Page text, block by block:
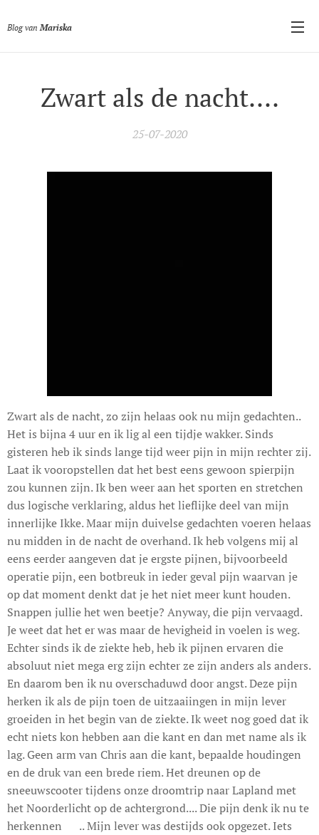
Blog van Mariska
Zwart als de nacht....
25-07-2020
Zwart als de nacht, zo zijn helaas ook nu mijn gedachten..
Het is bijna 4 uur en ik lig al een tijdje wakker. Sinds
gisteren heb ik sinds lange tijd weer pijn in mijn rechter zij.
Laat ik vooropstellen dat het best eens gewoon spierpijn
zou kunnen zijn. Ik ben weer aan het sporten en stretchen
dus logische verklaring, aldus het lieflijke deel van mijn
innerlijke Ikke. Maar mijn duivelse gedachten voeren helaas
nu midden in de nacht de overhand. Ik heb volgens mij al
eens eerder aangeven dat je ergste pijnen, bijvoorbeeld
operatie pijn, een botbreuk in ieder geval pijn waarvan je
op dat moment denkt dat je het niet meer kunt houden.
Snappen jullie het wen beetje? Anyway, die pijn vervaagd.
Je weet dat het er was maar de hevigheid in voelen is weg.
Echter sinds ik de ziekte heb, heb ik pijnen ervaren die
absoluut niet mega erg zijn echter ze zijn anders als anders.
En daarom ben ik nu overschaduwd door angst. Deze pijn
herken ik als de pijn toen de uitzaaiingen in mijn lever
groeiden in het begin van de ziekte. Ik weet nog goed dat ik
echt niets kon hebben aan die kant en dan met name als ik
lag. Geen arm van Chris aan die kant, bepaalde houdingen
en de druk van een brede riem. Het dreunen op de
sneeuwscooter tijdens onze droomtrip naar Lapland met
het Noorderlicht op de achtergrond.... Die pijn denk ik nu te
herkennen 😥.. Mijn lever was destijds ook opgezet. Iets